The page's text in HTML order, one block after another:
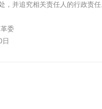
并追究相关责任人的行政责任